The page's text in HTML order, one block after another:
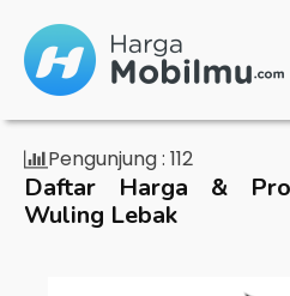
Pengunjung : 112
Daftar Harga &
Wuling Lebak